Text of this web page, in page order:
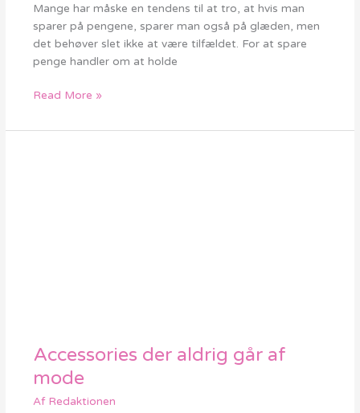
Mange har måske en tendens til at tro, at hvis man
sparer på pengene, sparer man også på glæden, men
det behøver slet ikke at være tilfældet. For at spare
penge handler om at holde
glæden
Read More »
Accessories der aldrig går af
mode
Af Redaktionen
Accessories
aldrig
går